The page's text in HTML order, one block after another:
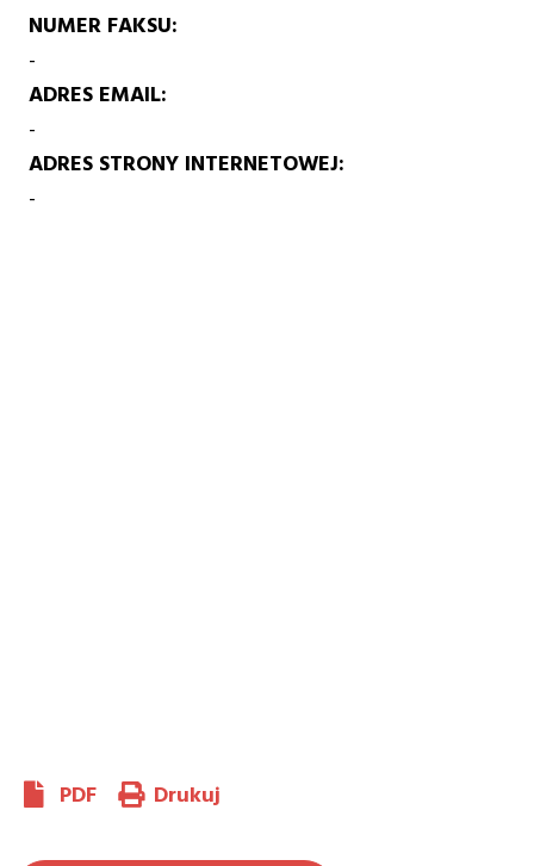
NUMER FAKSU
-
ADRES EMAIL
-
ADRES STRONY INTERNETOWEJ
-
PDF Drukuj